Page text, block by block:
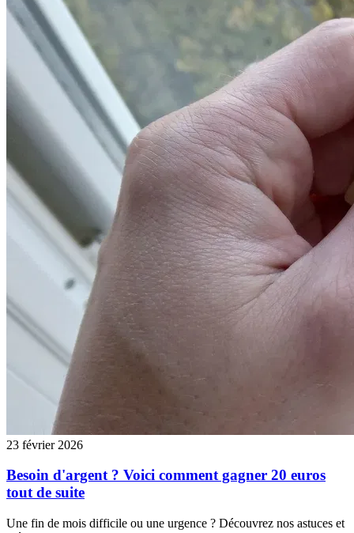
23 février 2026
Besoin d'argent ? Voici comment gagner 20 euros
tout de suite
Une fin de mois difficile ou une urgence ? Découvrez nos astuces et